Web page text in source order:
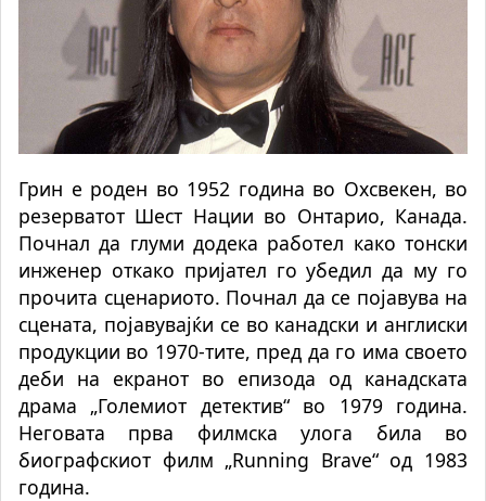
Грин е роден во 1952 година во Охсвекен, во
резерватот Шест Нации во Онтарио, Канада.
Почнал да глуми додека работел како тонски
инженер откако пријател го убедил да му го
прочита сценариото. Почнал да се појавува на
сцената, појавувајќи се во канадски и англиски
продукции во 1970-тите, пред да го има своето
деби на екранот во епизода од канадската
драма „Големиот детектив“ во 1979 година.
Неговата прва филмска улога била во
биографскиот филм „Running Brave“ од 1983
година.